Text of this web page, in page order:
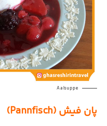
Aalsuppe
پان فیش (Pannfisch)